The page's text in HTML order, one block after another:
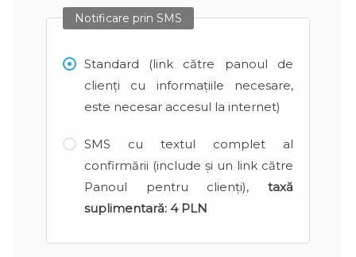
Notificare prin SMS
Standard (link către panoul de
clienți cu informațiile necesare,
este necesar accesul la internet)
SMS cu textul complet al
confirmării (include și un link către
Panoul pentru clienți), taxă
suplimentară: 4 PLN